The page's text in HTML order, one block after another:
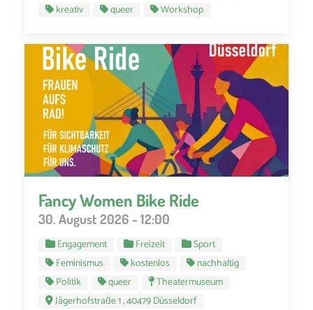
kreativ
queer Workshop
Fancy Women Bike Ride
30. August 2026 - 12:00
Engagement Freizeit
Sport
Feminismus
kostenlos
nachhaltig
Politik
queer
Theatermuseum
Jägerhofstraße 1 , 40479 Düsseldorf